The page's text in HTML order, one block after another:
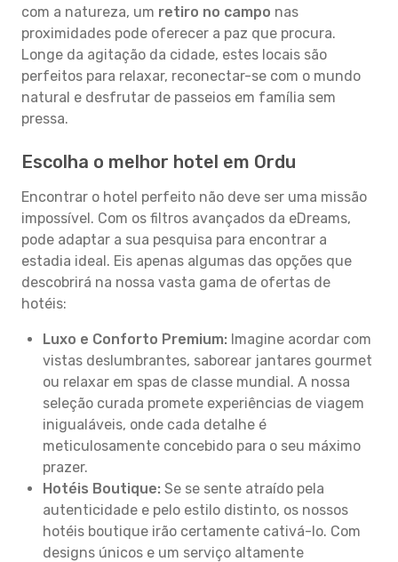
com a natureza, um retiro no campo nas
proximidades pode oferecer a paz que procura.
Longe da agitação da cidade, estes locais são
perfeitos para relaxar, reconectar-se com o mundo
natural e desfrutar de passeios em família sem
pressa.
Escolha o melhor hotel em Ordu
Encontrar o hotel perfeito não deve ser uma missão
impossível. Com os filtros avançados da eDreams,
pode adaptar a sua pesquisa para encontrar a
estadia ideal. Eis apenas algumas das opções que
descobrirá na nossa vasta gama de ofertas de
hotéis:
Luxo e Conforto Premium: Imagine acordar com
vistas deslumbrantes, saborear jantares gourmet
ou relaxar em spas de classe mundial. A nossa
seleção curada promete experiências de viagem
inigualáveis, onde cada detalhe é
meticulosamente concebido para o seu máximo
prazer.
Hotéis Boutique: Se se sente atraído pela
autenticidade e pelo estilo distinto, os nossos
hotéis boutique irão certamente cativá-lo. Com
designs únicos e um serviço altamente